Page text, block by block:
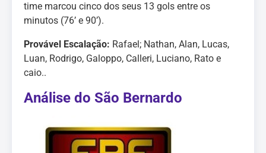
time marcou cinco dos seus 13 gols entre os
minutos (76’ e 90’).
Provável Escalação: Rafael; Nathan, Alan, Lucas,
Luan, Rodrigo, Galoppo, Calleri, Luciano, Rato e
caio..
Análise do São Bernardo